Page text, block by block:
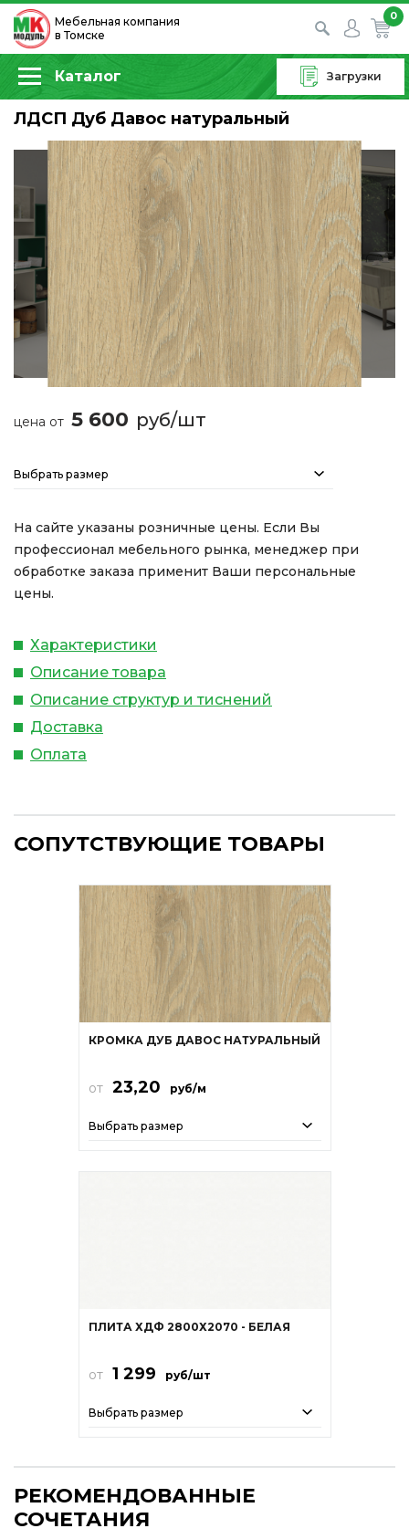
Мебельная компания
в Томске
0
Каталог Загрузки
ЛДСП Дуб Давос натуральный
цена от 5 600 руб/шт
Выбрать размер
На сайте указаны розничные цены. Если Вы
профессионал мебельного рынка, менеджер при
обработке заказа применит Ваши персональные
цены.
Характеристики
Описание товара
Описание структур и тиснений
Доставка
Оплата
СОПУТСТВУЮЩИЕ ТОВАРЫ
КРОМКА ДУБ ДАВОС НАТУРАЛЬНЫЙ
от 23,20 руб/м
Выбрать размер
ПЛИТА ХДФ 2800Х2070 - БЕЛАЯ
от 1 299 руб/шт
Выбрать размер
РЕКОМЕНДОВАННЫЕ
СОЧЕТАНИЯ